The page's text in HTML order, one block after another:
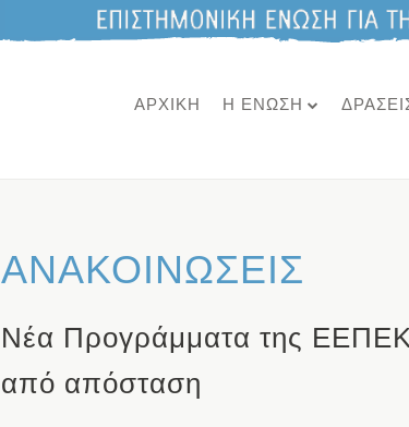
ΑΡΧΙΚΗ Η ΕΝΩΣΗ
ΑΝΑΚΟΙΝΩΣΕΙΣ
Νέα Προγράμματα της
από απόσταση